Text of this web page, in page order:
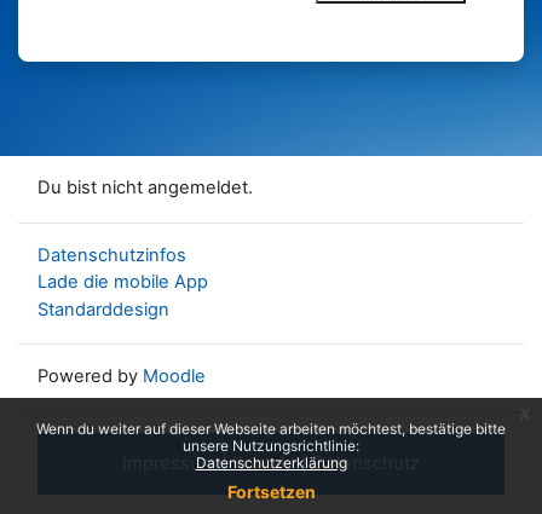
Wenn du weiter auf dieser Webseite arbeiten möchtest, bestätige bitte
unsere Nutzungsrichtlinie:
Datenschutzerklärung
Fortsetzen
x
Du bist nicht angemeldet.
Datenschutzinfos
Lade die mobile App
Standarddesign
Powered by Moodle
Impressum|Kontakt|Datenschutz